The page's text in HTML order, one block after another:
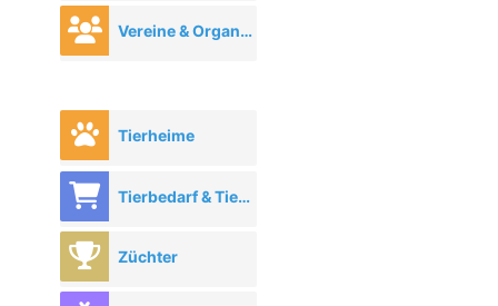
Vereine & Organisationen
Tierheime
Tierbedarf & Tierhandel
Züchter